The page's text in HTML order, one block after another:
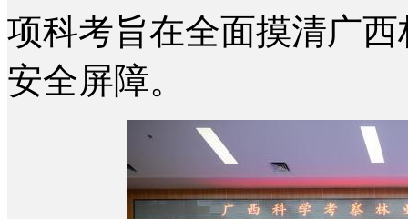
项科考旨在全面摸清广
安全屏障。